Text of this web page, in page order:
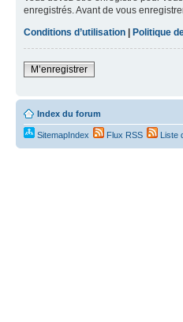
enregistrés. Avant de vous
Conditions d’utilisation | Politique
M’enregistrer
Index du forum
SitemapIndex Flux RSS Liste